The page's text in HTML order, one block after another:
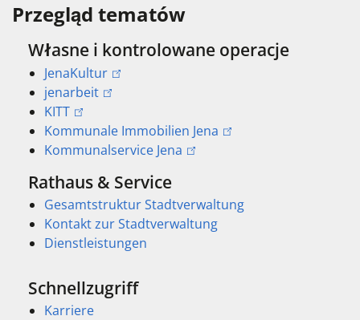
Przegląd tematów
Własne i kontrolowane operacje
JenaKultur
jenarbeit
KITT
Kommunale Immobilien Jena
Kommunalservice Jena
Rathaus & Service
Gesamtstruktur Stadtverwaltung
Kontakt zur Stadtverwaltung
Dienstleistungen
Schnellzugriff
Karriere